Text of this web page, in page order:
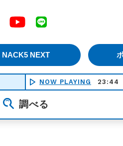
Facebook YouTube
NACK5 NEXT
NOW PLAYING 23:44
調べる